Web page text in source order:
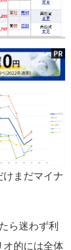
けまだマイナ
ら迷わず利
オ的には全体